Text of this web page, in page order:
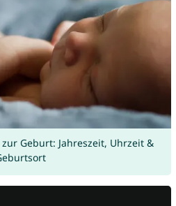
Geburt: Jahreszeit, Uhrzeit &